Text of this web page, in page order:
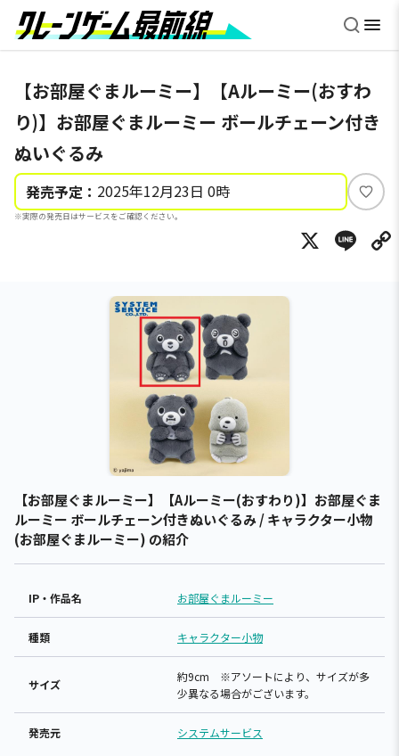
【お部屋ぐまルーミー】【Aルーミー(おすわ
り)】お部屋ぐまルーミー ボールチェーン付き
ぬいぐるみ
発売予定： 2025年12月23日 0時
※実際の発売日はサービスをご確認ください。
い
ね
X
【お部屋ぐまルーミー】【Aルーミー(おすわり)】お部屋ぐま
ルーミー ボールチェーン付きぬいぐるみ / キャラクター小物
(お部屋ぐまルーミー) の紹介
IP・作品名 お部屋ぐまルーミー
種類 キャラクター小物
サイズ
約9cm ※アソートにより、サイズが多
少異なる場合がございます。
発売元 システムサービス